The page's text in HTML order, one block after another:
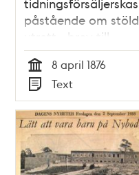
påstående om stöld
utrett - brev till
polisen 1876
Tid
8 april 1876
Typ
Text